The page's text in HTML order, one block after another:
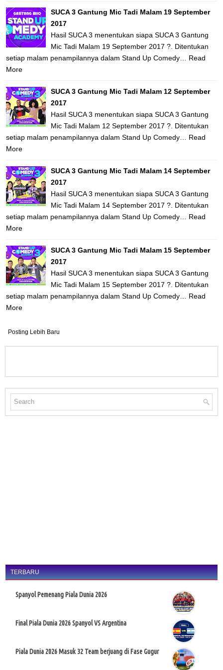
SUCA 3 Gantung Mic Tadi Malam 19 September
2017
Hasil SUCA 3 menentukan siapa SUCA 3 Gantung
Mic Tadi Malam 19 September 2017 ?. Ditentukan
setiap malam penampilannya dalam Stand Up Comedy… Read
More
SUCA 3 Gantung Mic Tadi Malam 12 September
2017
Hasil SUCA 3 menentukan siapa SUCA 3 Gantung
Mic Tadi Malam 12 September 2017 ?. Ditentukan
setiap malam penampilannya dalam Stand Up Comedy… Read
More
SUCA 3 Gantung Mic Tadi Malam 14 September
2017
Hasil SUCA 3 menentukan siapa SUCA 3 Gantung
Mic Tadi Malam 14 September 2017 ?. Ditentukan
setiap malam penampilannya dalam Stand Up Comedy… Read
More
SUCA 3 Gantung Mic Tadi Malam 15 September
2017
Hasil SUCA 3 menentukan siapa SUCA 3 Gantung
Mic Tadi Malam 15 September 2017 ?. Ditentukan
setiap malam penampilannya dalam Stand Up Comedy… Read
More
Posting Lebih Baru
TERBARU
Spanyol Pemenang Piala Dunia 2026
Final Piala Dunia 2026 Spanyol VS Argentina
Piala Dunia 2026 Masuk 32 Team berjuang di Fase Gugur